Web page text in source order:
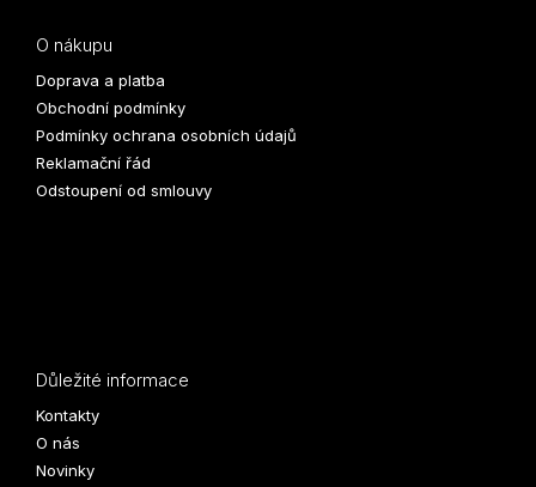
O nákupu
Doprava a platba
Obchodní podmínky
Podmínky ochrana osobních údajů
Reklamační řád
Odstoupení od smlouvy
Důležité informace
Kontakty
O nás
Novinky